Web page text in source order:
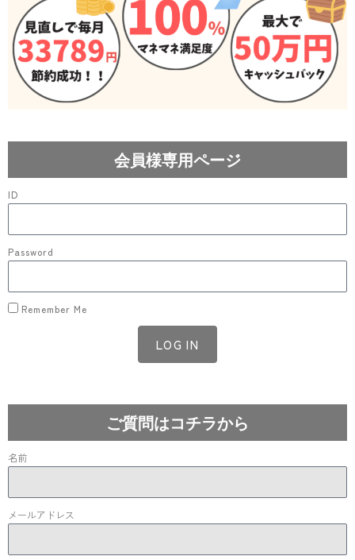
会員様専用ページ
ID
Password
Remember Me
LOG IN
ご質問はコチラから
名前
メールアドレス